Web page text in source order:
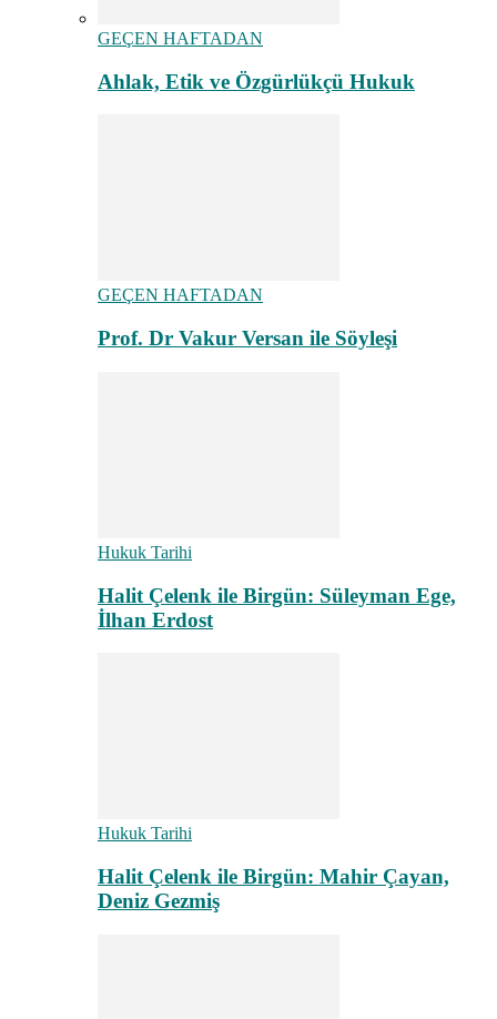
GEÇEN HAFTADAN
Ahlak, Etik ve Özgürlükçü Hukuk
GEÇEN HAFTADAN
Prof. Dr Vakur Versan ile Söyleşi
Hukuk Tarihi
Halit Çelenk ile Birgün: Süleyman Ege,
İlhan Erdost
Hukuk Tarihi
Halit Çelenk ile Birgün: Mahir Çayan,
Deniz Gezmiş